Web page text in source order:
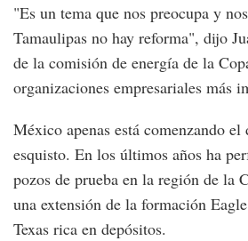
"Es un tema que nos preocupa y
Tamaulipas no hay reforma", dijo
de la comisión de energía de la
organizaciones empresariales más
México apenas está comenzando
esquisto. En los últimos años ha
pozos de prueba en la región de la
una extensión de la formación
Texas rica en depósitos.